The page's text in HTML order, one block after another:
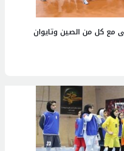
مع كل من الصين وتايوان